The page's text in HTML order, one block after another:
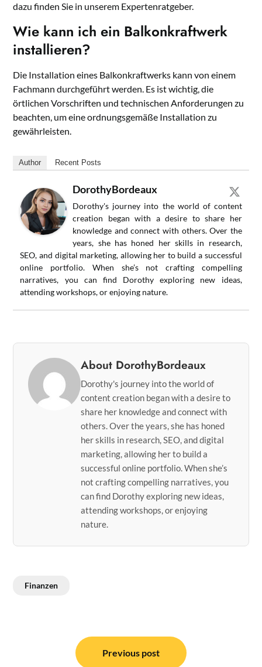
dazu finden Sie in unserem Expertenratgeber.
Wie kann ich ein Balkonkraftwerk
installieren?
Die Installation eines Balkonkraftwerks kann von einem
Fachmann durchgeführt werden. Es ist wichtig, die
örtlichen Vorschriften und technischen Anforderungen zu
beachten, um eine ordnungsgemäße Installation zu
gewährleisten.
Author Recent Posts
DorothyBordeaux
Dorothy's journey into the world of content
creation began with a desire to share her
knowledge and connect with others. Over the
years, she has honed her skills in research,
SEO, and digital marketing, allowing her to build a successful
online portfolio. When she’s not crafting compelling
narratives, you can find Dorothy exploring new ideas,
attending workshops, or enjoying nature.
About DorothyBordeaux
Dorothy's journey into the world of
content creation began with a desire to
share her knowledge and connect with
others. Over the years, she has honed
her skills in research, SEO, and digital
marketing, allowing her to build a
successful online portfolio. When she’s
not crafting compelling narratives, you
can find Dorothy exploring new ideas,
attending workshops, or enjoying
nature.
Finanzen
navigation
Previous post